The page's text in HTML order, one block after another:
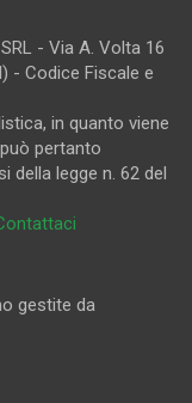
- Via A. Volta 16
- Codice Fiscale e
in quanto viene
pertanto
della legge n. 62 del
gestite da